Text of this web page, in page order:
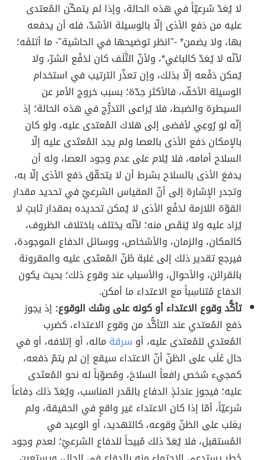
لا يُعَدّ شرعيّاً في هذه الحالة، وإذا لم يتمكّن المُعتدى
عليه من دَفع الأذى إلّا بالوسيلة الأشدّ، فله أن يدفعه
بها، ولا يضمن* -"انظر توضيحها في الحاشية"- ما أتلفَه؛
لأنّه لا يُعَدّ كالباغي*، ولأنّ التَّلَف كان لدَفْع الشرّ، ولا
يُمكن دَفْعه إلّا بذلك، وإن تعذّر الترتيب في استخدام
الوسيلة الأخفّ، فالأكثر حِدّة؛ بسبب خروج الأمر عن
السيطرة والضبط، فلا يُراعى التدرُّج في هذه الحالة؛ إذ
إنّه لو رُوعِي لأفضى إلى هلاك المُعتدى عليه، ولو كان
بالإمكان دَفع الأذى بالعصا ولم يجد المُعتَدى عليه إلّا
السلاح أمامه، فلا يُلام على عدم وجود العصا، وله أن
يدفعَ الأذى بالسلاح بشرط أن لا يتحقّق دَفع الأذى إلّا به،
وتجدر الإشارة إلى أنّ المقياس الشرعيّ في تحديد مقدار
القوّة اللازمة لدَفْع الأذى لا يُمكن تحديده بمقدار ثابتٍ لا
يُزاد عليه ولا يُنقَص منه؛ لأنّه يختلف باختلاف الظروف،
كالمكان، والزمان، والأشخاص، ووسائل الدفاع الموجودة،
فيرجع تقدير ذلك إلى غلبة ظَنّ المُعتَدى عليه والمقرونة
بالقرائن، والأحوال، والأسباب عند وقوع ذلك؛ بحيث يكون
الدفاع مُتناسِباً مع الاعتداء ما أمكن.
تأكُّد وقوع الاعتداء أو كونه على وشك الوقوع: إذ يجوز
دَفع المُعتدي عند التأكُّد من وقوع الاعتداء، كضرب
المُعتدي للمُعتدى عليه، أو سرقة ماله، أو إتلافه، أو في
حال غَلَب على الظنّ أنّ الاعتداء سيقع إن لم يتمّ دَفعه،
كمجيء شخص رافعاً السلاحَ، ومُصوّباً له نحو المُعتَدى
عليه؛ فيجوز عندئذٍ الدفاع بالقَدر المناسب، ويُعَدّ ذلك دِفاعاً
شرعيّاً، أمّا إذا كان الاعتداء غير واقعٍ في الحقيقة، ولم
يغلب على الظنّ وقوعه، كالتهديد، أو الوعيد في
المُستقبل، فلا يُعَدّ ذلك مُبيحاً للدفاع الشرعيّ؛ لعدم وجود